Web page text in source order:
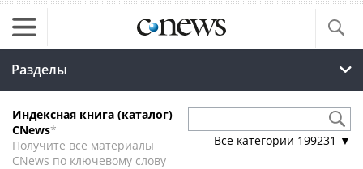
Разделы
Индексная книга (каталог)
CNews*
Получите все материалы
CNews по ключевому слову
Все категории 199231 ▼